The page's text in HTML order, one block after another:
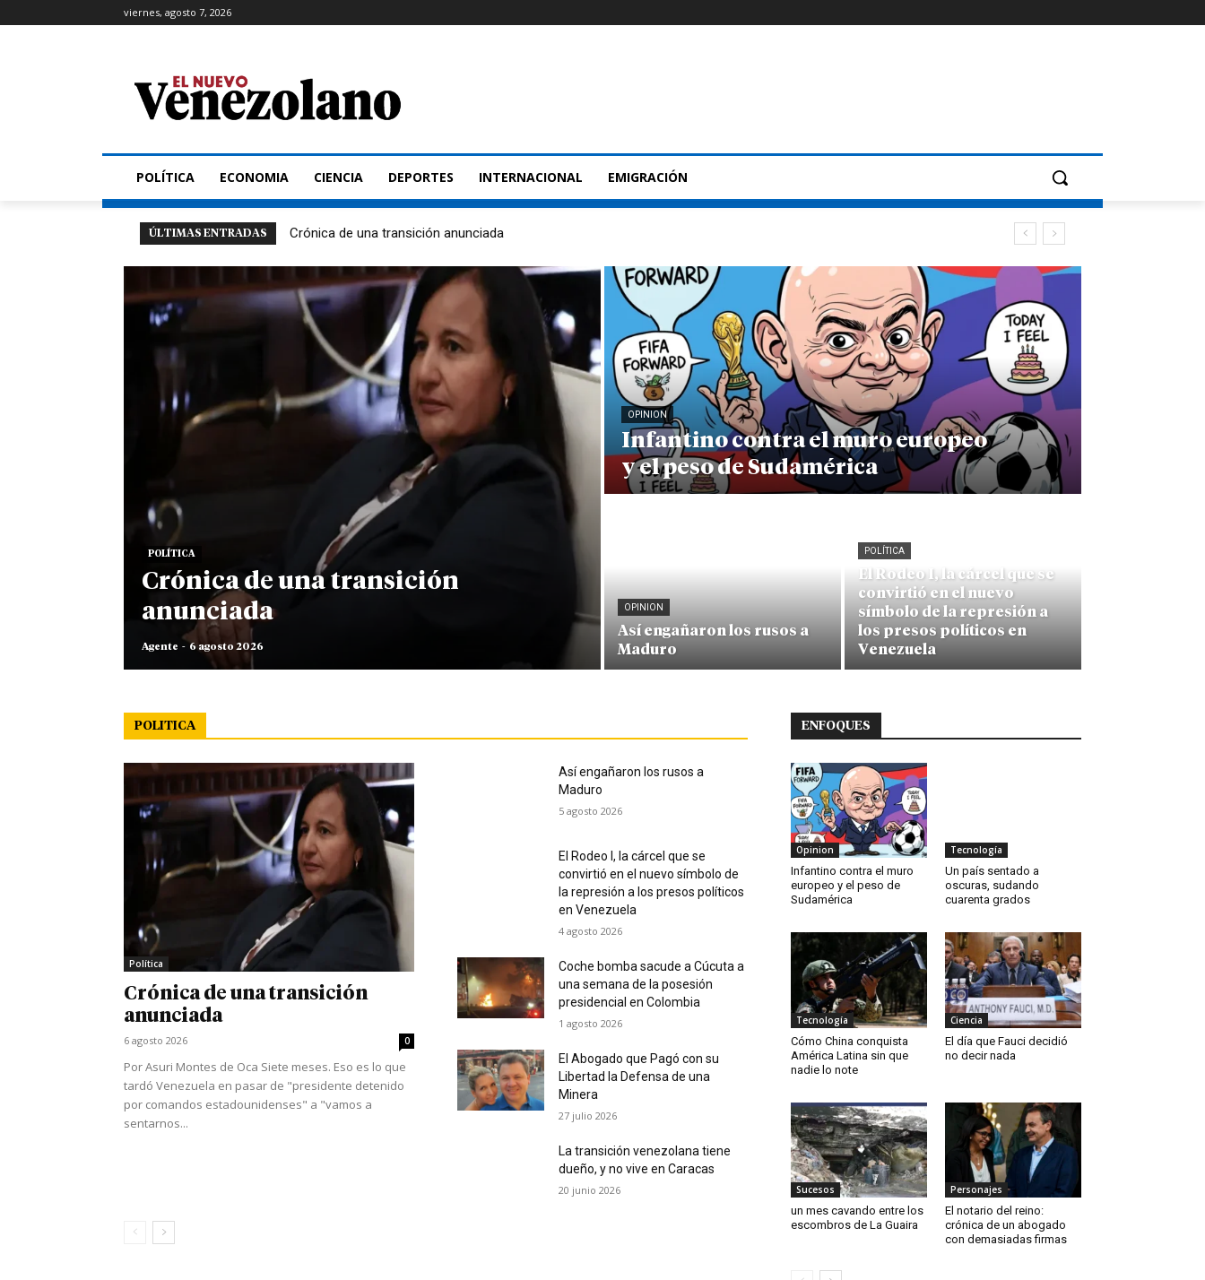
viernes, agosto 7, 2026
POLÍTICA ECONOMIA CIENCIA DEPORTES INTERNACIONAL EMIGRACIÓN
ÚLTIMAS ENTRADAS Crónica de una transición anunciada
POLÍTICA
Crónica de una transición
anunciada
Agente - 6 agosto 2026
OPINION
Infantino contra el muro europeo
y el peso de Sudamérica
OPINION
Así engañaron los rusos a
Maduro
POLÍTICA
El Rodeo I, la cárcel que se
convirtió en el nuevo
símbolo de la represión a
los presos políticos en
Venezuela
POLITICA
Política
Crónica de una transición
anunciada
6 agosto 2026 0
Por Asuri Montes de Oca Siete meses. Eso es lo que
tardó Venezuela en pasar de "presidente detenido
por comandos estadounidenses" a "vamos a
sentarnos...
Así engañaron los rusos a
Maduro
5 agosto 2026
El Rodeo I, la cárcel que se
convirtió en el nuevo símbolo de
la represión a los presos políticos
en Venezuela
4 agosto 2026
Coche bomba sacude a Cúcuta a
una semana de la posesión
presidencial en Colombia
1 agosto 2026
El Abogado que Pagó con su
Libertad la Defensa de una
Minera
27 julio 2026
La transición venezolana tiene
dueño, y no vive en Caracas
20 junio 2026
ENFOQUES
Opinion
Infantino contra el muro
europeo y el peso de
Sudamérica
Tecnología
Un país sentado a
oscuras, sudando
cuarenta grados
Tecnología
Cómo China conquista
América Latina sin que
nadie lo note
Ciencia
El día que Fauci decidió
no decir nada
Sucesos
un mes cavando entre los
escombros de La Guaira
Personajes
El notario del reino:
crónica de un abogado
con demasiadas firmas